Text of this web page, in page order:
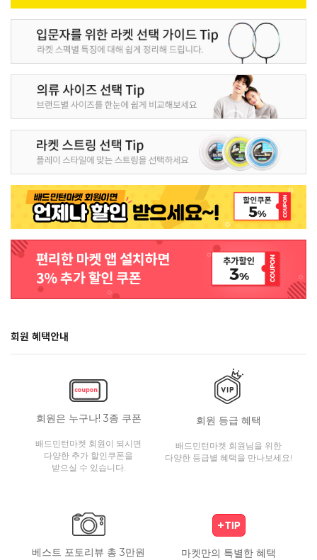
회원 혜택안내
회원은 누구나! 3종 쿠폰
배드민턴마켓 회원이 되시면
다양한 추가 할인쿠폰을
받으실 수 있습니다.
회원 등급 혜택
배드민턴마켓 회원님을 위한
다양한 등급별 혜택을 만나보세요!
베스트 포토리뷰 총 3만원 마켓만의 특별한 혜택